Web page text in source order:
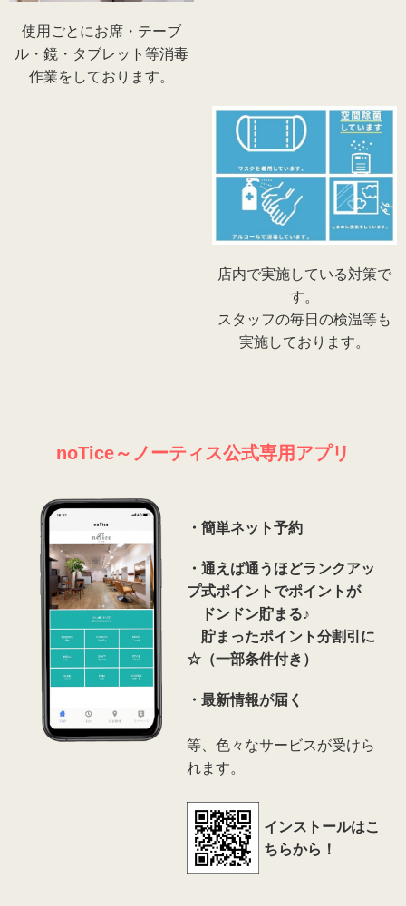
使用ごとにお席・テーブ
ル・鏡・タブレット等消毒
作業をしております。
店内で実施している対策で
す。
スタッフの毎日の検温等も
実施しております。
noTice～ノーティス公式専用アプリ
・簡単ネット予約
・ 通えば通うほどランクアッ
プ式ポイントでポイントが
ドンドン貯まる♪
貯まったポイント分割引に
☆（一部条件付き）
・最新情報が届く
等、色々なサービスが受けら
れます。
インストールはこ
ちらから！